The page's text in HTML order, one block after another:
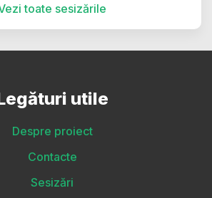
toate sesizările
utile
Despre proiect
Contacte
Sesizări